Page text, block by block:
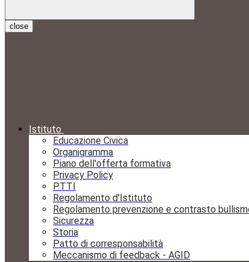
close
Istituto
Educazione Civica
Organigramma
Piano dell'offerta formativa
Privacy Policy
PTTI
Regolamento d'Istituto
Regolamento prevenzione e contrasto
Sicurezza
Storia
Patto di corresponsabilità
Meccanismo di feedback - AGID